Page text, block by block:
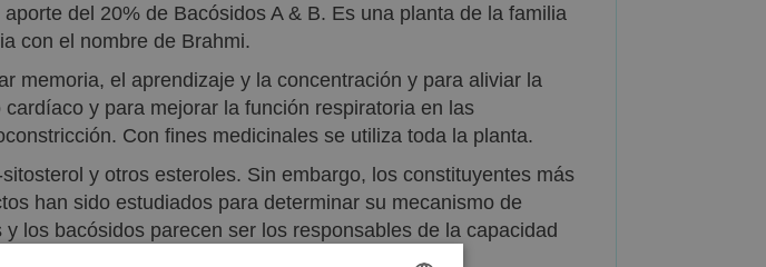
del 20% de Bacósidos A & B. Es una planta de la familia
con el nombre de Brahmi.
memoria, el aprendizaje y la concentración y para aliviar la
y para mejorar la función respiratoria en las
Con fines medicinales se utiliza toda la planta.
y otros esteroles. Sin embargo, los constituyentes más
han sido estudiados para determinar su mecanismo de
los bacósidos parecen ser los responsables de la capacidad